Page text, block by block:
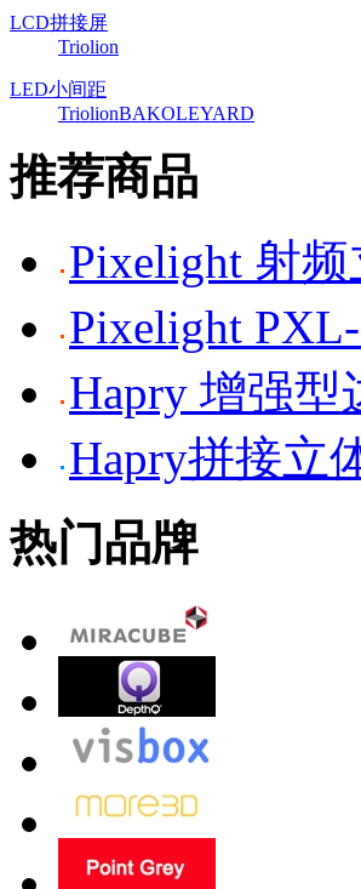
LCD拼接屏
Triolion
LED小间距
TriolionBAKOLEYARD
推荐商品
Pixelight 射
Pixelight
Hapry 增强
Hapry拼接立
热门品牌